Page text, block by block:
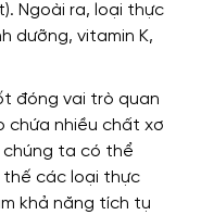
Ngoài ra, loại thực
dưỡng, vitamin K,
đóng vai trò quan
chứa nhiều chất xơ
chúng ta có thể
các loại thực
khả năng tích tụ